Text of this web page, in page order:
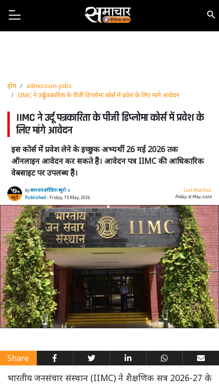
होम
admission-jobs
IIMC ने उर्दू पत्रकारिता के पीजी डिप्लोमा कोर्स में प्रवेश के लिए मांगे आवेदन
IIMC ने उर्दू पत्रकारिता के पीजी डिप्लोमा कोर्स में प्रवेश के
लिए मांगे आवेदन
इस कोर्स में प्रवेश लेने के इच्छुक अभ्यर्थी 26 मई 2026 तक
ऑनलाइन आवेदन कर सकते हैं। आवेदन पत्र IIMC की आधिकारिक
वेबसाइट पर उपलब्ध हैं।
byसमाचार4मीडिया ब्यूरो ।।
Published- Friday, 15 May, 2026
Last Modified:
Friday, 15 May, 2026
Share
भारतीय जनसंचार संस्थान (IIMC) ने शैक्षणिक सत्र 2026-27 के